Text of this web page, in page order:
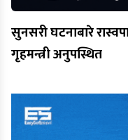
सुनसरी घटनाबारे
गृहमन्त्री अनुपस्थित